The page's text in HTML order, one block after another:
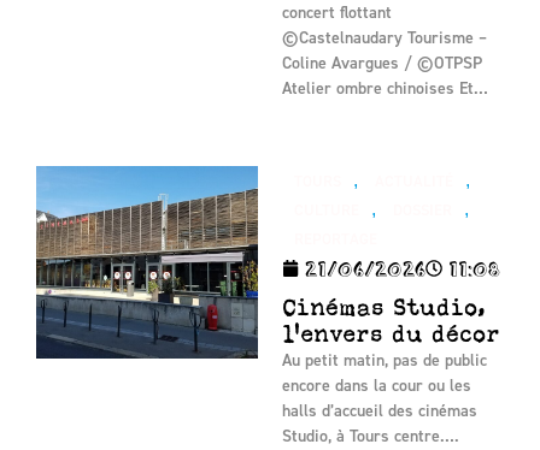
concert flottant
©Castelnaudary Tourisme –
Coline Avargues / ©OTPSP
Atelier ombre chinoises Et…
,
,
,
,
21/06/2026 11:08
Cinémas Studio,
l'envers du décor
Au petit matin, pas de public
encore dans la cour ou les
halls d’accueil des cinémas
Studio, à Tours centre….